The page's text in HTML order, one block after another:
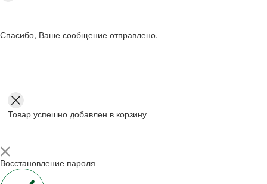
Спасибо, Ваше сообщение отправлено.
Товар успешно добавлен в корзину
Восстановление пароля